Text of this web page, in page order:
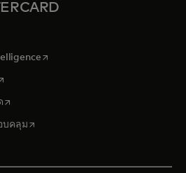
tab
opens in a new tab
in a new tab
opens in a new tab
บคลุมopens in a new tab